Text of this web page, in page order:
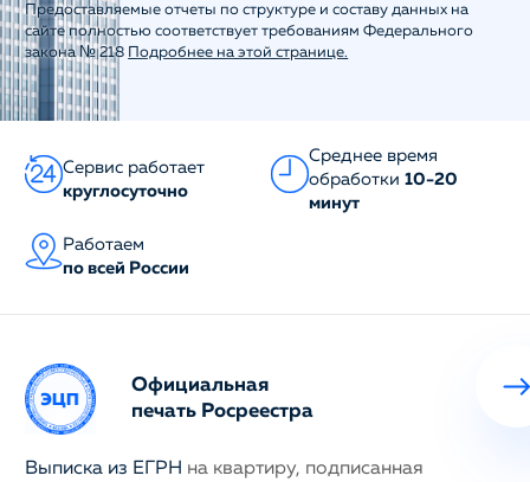
Предоставляемые отчеты по структуре и составу данных на
сайте полностью соответствует требованиям Федерального
закона № 218 Подробнее на этой странице.
Сервис работает
круглосуточно
Среднее время
обработки 10-20
минут
Работаем
по всей России
Официальная
печать Росреестра
Выписка из ЕГРН на квартиру, подписанная